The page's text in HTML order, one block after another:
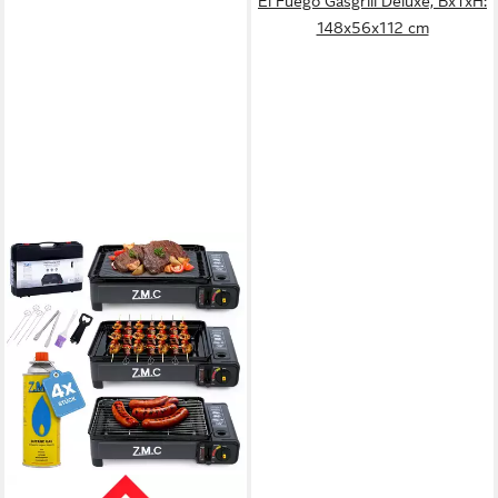
148x56x112 cm